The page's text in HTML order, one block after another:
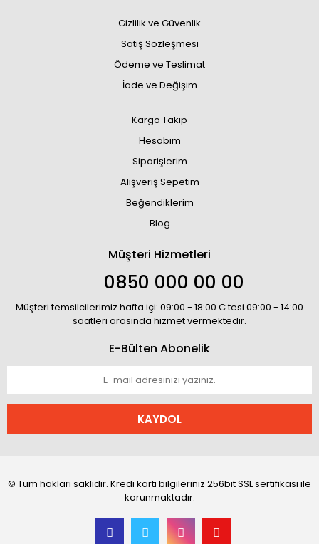
Gizlilik ve Güvenlik
Satış Sözleşmesi
Ödeme ve Teslimat
İade ve Değişim
Kargo Takip
Hesabım
Siparişlerim
Alışveriş Sepetim
Beğendiklerim
Blog
Müşteri Hizmetleri
0850 000 00 00
Müşteri temsilcilerimiz hafta içi: 09:00 - 18:00 C.tesi 09:00 - 14:00
saatleri arasında hizmet vermektedir.
E-Bülten Abonelik
KAYDOL
© Tüm hakları saklıdır. Kredi kartı bilgileriniz 256bit SSL sertifikası ile
korunmaktadır.